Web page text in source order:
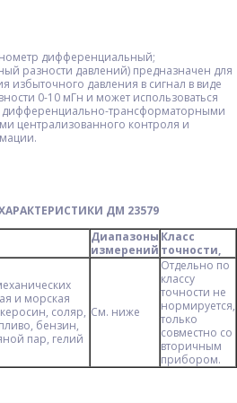
дифференциальный;
разности давлений) предназначен для
избыточного давления в сигнал в виде
0-10 мГн и может использоваться
трансформаторными
централизованного контроля и
ДМ 23579
Диапазоны
измерений
Класс
точности,
и морская
соляр,
бензин,
пар, гелий
См. ниже
Отдельно по
классу
точности не
нормируется,
только
совместно со
вторичным
прибором.